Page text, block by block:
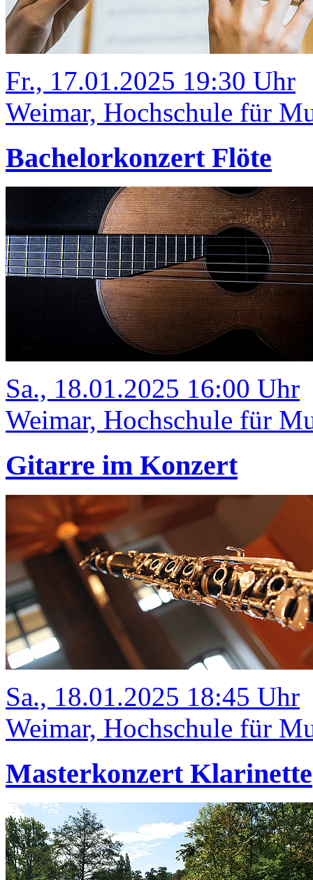
Fr., 17.01.2025 19:30 Uhr
Weimar, Hochschule für
Bachelorkonzert Flöte
Sa., 18.01.2025 16:00 Uhr
Weimar, Hochschule für
Gitarre im Konzert
Sa., 18.01.2025 18:45 Uhr
Weimar, Hochschule für
Masterkonzert Klarinette